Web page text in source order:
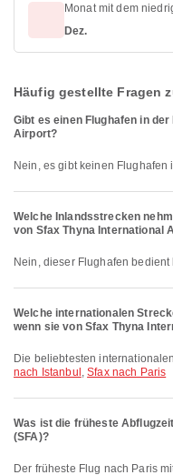
Monat mit dem
Dez.
Häufig gestellte Fragen
Gibt es einen Flughafen in
Airport?
Nein, es gibt keinen
Welche Inlandsstrecken
von Sfax Thyna International
Nein, dieser Flughafen
Welche internationalen
wenn sie von Sfax Thyna
Die beliebtesten
nach Istanbul ,Sfax nach Paris
Was ist die früheste
(SFA)?
Der früheste Flug nach Paris mit Transavia France mit dem Flugcode